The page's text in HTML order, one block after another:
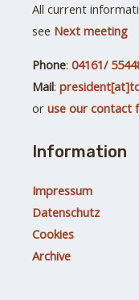
All current
see Next meeting
Phone: 04161/
Mail:
oruse our contact
Information
Impressum
Datenschutz
Cookies
Archive